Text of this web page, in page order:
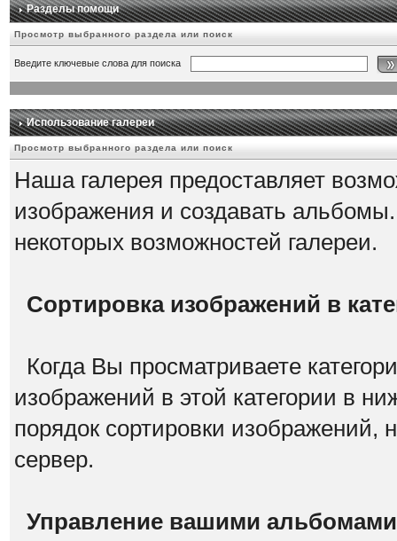
Разделы помощи
Просмотр выбранного раздела или поиск
Введите ключевые слова для поиска
Использование галереи
Просмотр выбранного раздела или поиск
Наша галерея предоставляет
изображения и создавать
некоторых возможностей галереи.
Сортировка изображений в
Когда Вы просматриваете
изображений в этой категории в
порядок сортировки изображений,
сервер.
Управление вашими альбомами